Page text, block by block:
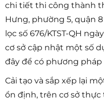
chi tiết thi công thành
Hưng, phường 5, quận
lọc số 676/KTST-QH
cơ sở cập nhật một số
đây để có phương
Cải tạo và sắp xếp lại
ổn định, trên cơ sở